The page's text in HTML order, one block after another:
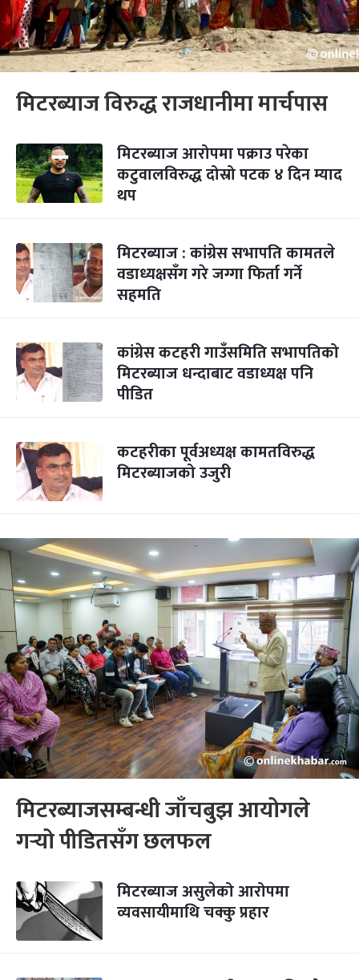
मिटरब्याज विरुद्ध राजधानीमा मार्चपास
मिटरब्याज आरोपमा पक्राउ परेका
कटुवालविरुद्ध दोस्रो पटक ४ दिन म्याद
थप
मिटरब्याज : कांग्रेस सभापति कामतले
वडाध्यक्षसँग गरे जग्गा फिर्ता गर्ने
सहमति
कांग्रेस कटहरी गाउँसमिति सभापतिको
मिटरब्याज धन्दाबाट वडाध्यक्ष पनि
पीडित
कटहरीका पूर्वअध्यक्ष कामतविरुद्ध
मिटरब्याजको उजुरी
मिटरब्याजसम्बन्धी जाँचबुझ आयोगले
गर्‍यो पीडितसँग छलफल
मिटरब्याज असुलेको आरोपमा
व्यवसायीमाथि चक्कु प्रहार